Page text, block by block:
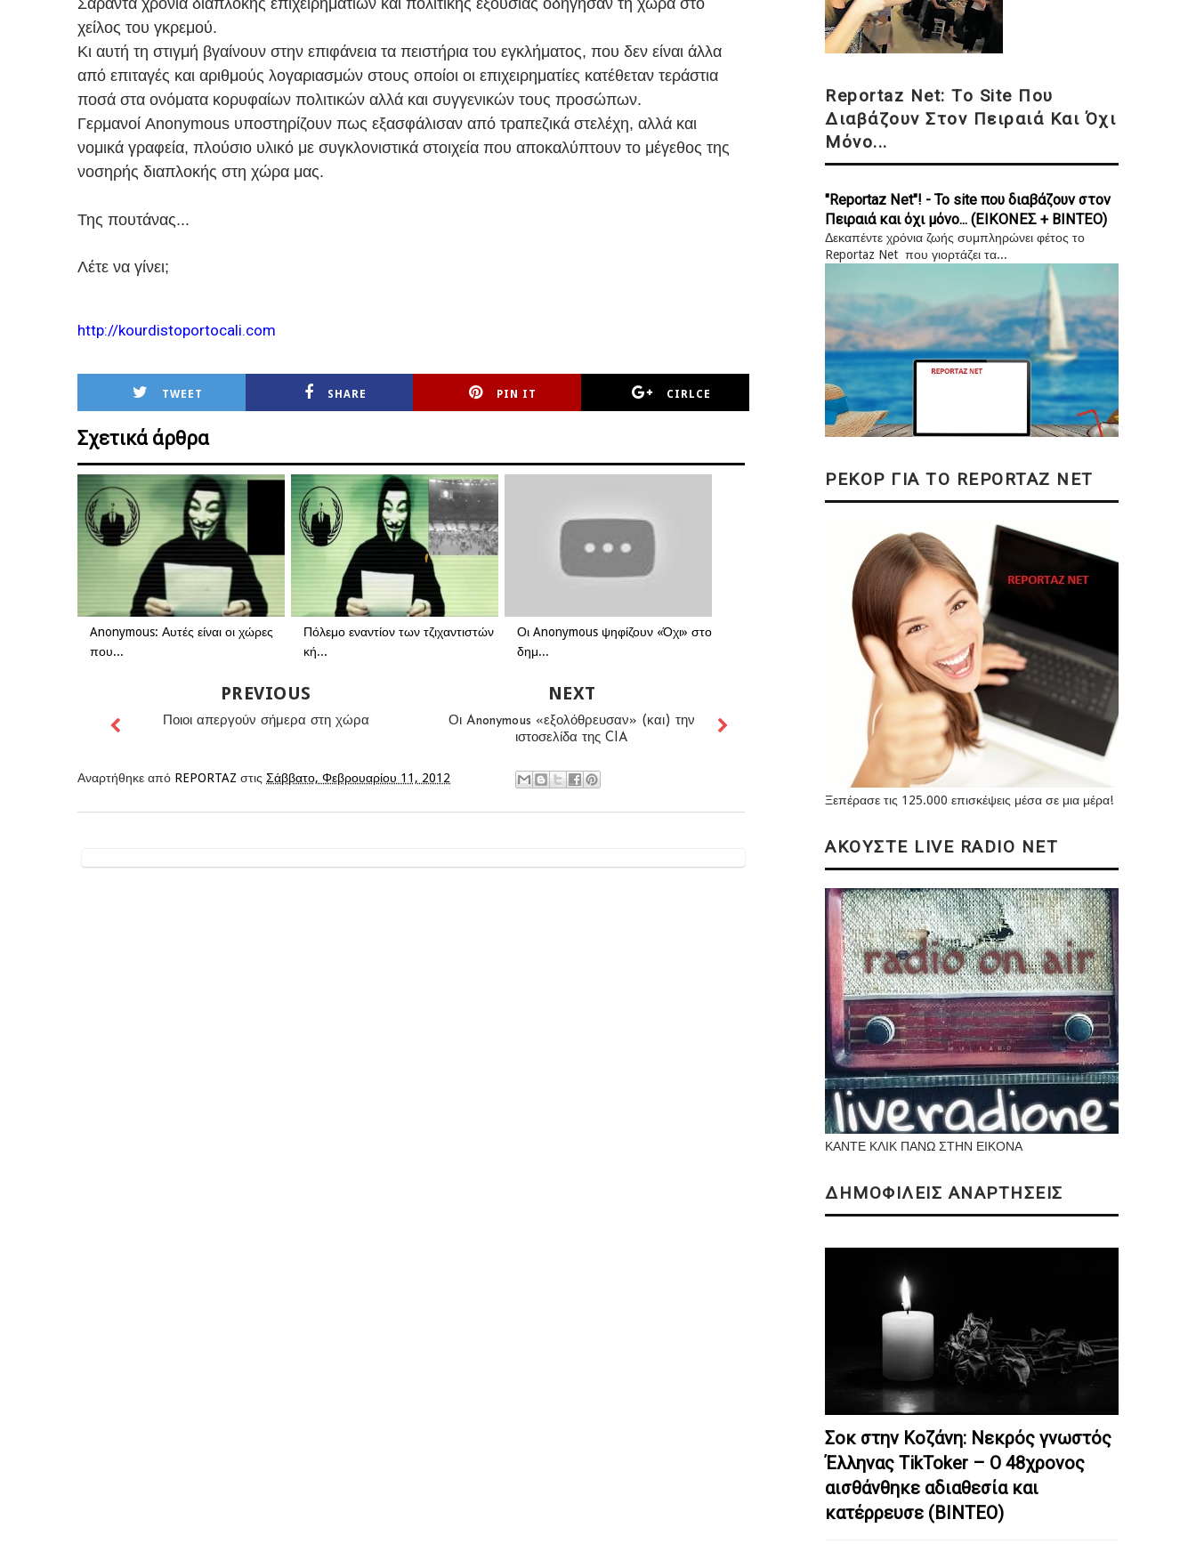
Σαράντα χρόνια διαπλοκής επιχειρηματιών και πολιτικής εξουσίας οδήγησαν τη χώρα στο
χείλος του γκρεμού.
Κι αυτή τη στιγμή βγαίνουν στην επιφάνεια τα πειστήρια του εγκλήματος, που δεν είναι άλλα
από επιταγές και αριθμούς λογαριασμών στους οποίοι οι επιχειρηματίες κατέθεταν τεράστια
ποσά στα ονόματα κορυφαίων πολιτικών αλλά και συγγενικών τους προσώπων.
Γερμανοί Anonymous υποστηρίζουν πως εξασφάλισαν από τραπεζικά στελέχη, αλλά και
νομικά γραφεία, πλούσιο υλικό με συγκλονιστικά στοιχεία που αποκαλύπτουν το μέγεθος της
νοσηρής διαπλοκής στη χώρα μας.
Της πουτάνας...
Λέτε να γίνει;
http://kourdistoportocali.com
TWEET SHARE PIN IT CIRLCE
Σχετικά άρθρα
Anonymous: Αυτές είναι οι χώρες
που...
Πόλεμο εναντίον των τζιχαντιστών
κή...
Οι Anonymous ψηφίζουν «Όχι» στο
δημ...
NEXT
Οι Anonymous «εξολόθρευσαν» (και) την
ιστοσελίδα της CIA
PREVIOUS
Ποιοι απεργούν σήμερα στη χώρα
Αναρτήθηκε από REPORTAZ στις Σάββατο, Φεβρουαρίου 11, 2012
Reportaz Net: Το Site Που
Διαβάζουν Στον Πειραιά Και Όχι
Μόνο...
"Reportaz Net"! - Το site που διαβάζουν στον
Πειραιά και όχι μόνο... (ΕΙΚΟΝΕΣ + ΒΙΝΤΕΟ)
Δεκαπέντε χρόνια ζωής συμπληρώνει φέτος το
Reportaz Net που γιορτάζει τα...
ΡΕΚΟΡ ΓΙΑ ΤΟ REPORTAZ NET
Ξεπέρασε τις 125.000 επισκέψεις μέσα σε μια μέρα!
ΑΚΟΥΣΤΕ LIVE RADIO NET
ΚΑΝΤΕ ΚΛΙΚ ΠΑΝΩ ΣΤΗΝ ΕΙΚΟΝΑ
ΔΗΜΟΦΙΛΕΙΣ ΑΝΑΡΤΗΣΕΙΣ
Σοκ στην Κοζάνη: Nεκρός γνωστός
Έλληνας TikToker – Ο 48χρονος
αισθάνθηκε αδιαθεσία και
κατέρρευσε (ΒΙΝΤΕΟ)